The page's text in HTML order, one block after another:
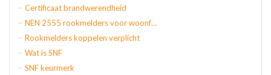
Certificaat brandwerendheid
NEN 2555 rookmelders voor woonfuncties
Rookmelders koppelen verplicht
Wat is SNF
SNF keurmerk